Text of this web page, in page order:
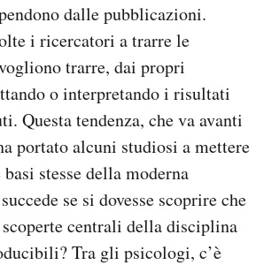
dalle pubblicazioni.
i ricercatori a trarre le
trarre, dai propri
o interpretando i risultati
Questa tendenza, che va avanti
portato alcuni studiosi a mettere
stesse della moderna
se si dovesse scoprire che
centrali della disciplina
Tra gli psicologi, c’è